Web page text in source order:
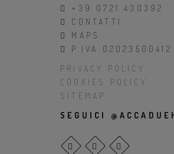
+39 0721 430392
CONTATTI
MAPS
P.IVA 02023500412
PRIVACY POLICY
COOKIES POLICY
SITEMAP
SEGUICI